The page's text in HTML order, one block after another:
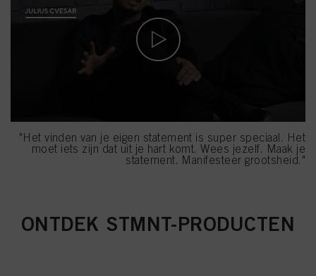
"Het vinden van je eigen statement is super speciaal. Het
moet iets zijn dat uit je hart komt. Wees jezelf. Maak je
statement. Manifesteer grootsheid."
ONTDEK STMNT-PRODUCTEN